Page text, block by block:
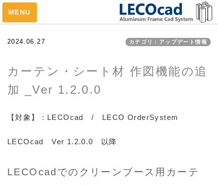
MENU
2024.06.27 カテゴリ：アップデート情報
カーテン・シート材 作図機能の追
加 _Ver 1.2.0.0
【対象】：LECOcad / LECO OrderSystem
LECOcad Ver 1.2.0.0 以降
LECOcadでのクリーンブース用カーテ
レコフレーム事業部TOP
過去のお知らせ
お知らせ (5)